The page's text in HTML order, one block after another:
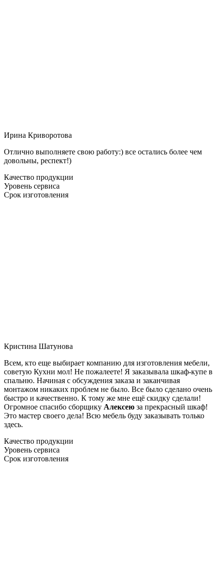
Ирина Криворотова
Отлично выполняете свою работу:) все остались более чем
довольны, респект!)
Качество продукции
Уровень сервиса
Срок изготовления
Кристина Шатунова
Всем, кто еще выбирает компанию для изготовления мебели,
советую Кухни мол! Не пожалеете! Я заказывала шкаф-купе в
спальню. Начиная с обсуждения заказа и заканчивая
монтажом никаких проблем не было. Все было сделано очень
быстро и качественно. К тому же мне ещё скидку сделали!
Огромное спасибо сборщику Алексею за прекрасный шкаф!
Это мастер своего дела! Всю мебель буду заказывать только
здесь.
Качество продукции
Уровень сервиса
Срок изготовления